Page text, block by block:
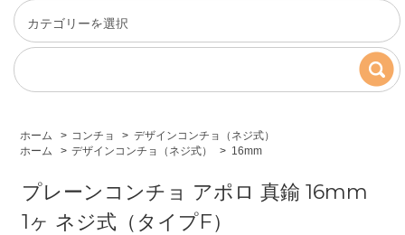
ホーム > コンチョ > デザインコンチョ（ネジ式）
ホーム
> デザインコンチョ（ネジ式） > 16mm
プレーンコンチョ アポロ 真鍮 16mm
1ヶ ネジ式（タイプF）